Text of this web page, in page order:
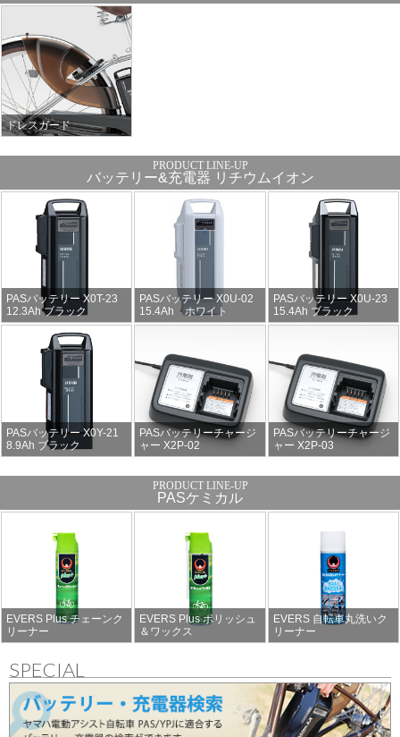
ドレスガード
バッテリー&充電器 リチウムイオン
PASバッテリー X0T-23
12.3Ah ブラック
PASバッテリー X0U-02
15.4Ah ホワイト
PASバッテリー X0U-23
15.4Ah ブラック
PASバッテリー X0Y-21
8.9Ah ブラック
PASバッテリーチャージ
ャー X2P-02
PASバッテリーチャージ
ャー X2P-03
PASケミカル
EVERS Plus チェーンク
リーナー
EVERS Plus ポリッシュ
＆ワックス
EVERS 自転車丸洗いク
リーナー
SPECIAL